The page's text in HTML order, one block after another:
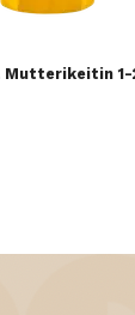
Mutterikeitin 1-